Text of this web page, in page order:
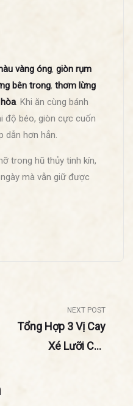
vàng óng, giòn rụm
bên trong, thơm lừng
. Khi ăn cùng bánh
độ béo, giòn cực cuốn
dẫn hơn hẳn.
trong hũ thủy tinh kín,
mà vẫn giữ được
NEXT POST
Tổng Hợp 3 Vị Cay
Xé Lưỡi Của